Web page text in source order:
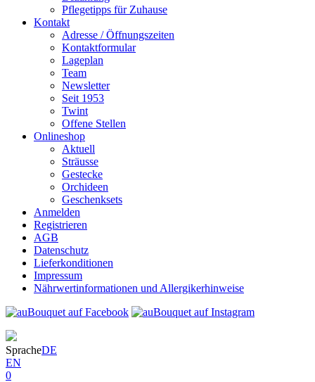
Pflegetipps für Zuhause
Kontakt
Adresse / Öffnungszeiten
Kontaktformular
Lageplan
Team
Newsletter
Seit 1953
Twint
Offene Stellen
Onlineshop
Aktuell
Sträusse
Gestecke
Orchideen
Geschenksets
Anmelden
Registrieren
AGB
Datenschutz
Lieferkonditionen
Impressum
Nährwertinformationen und Allergikerhinweise
SpracheDE
EN
0